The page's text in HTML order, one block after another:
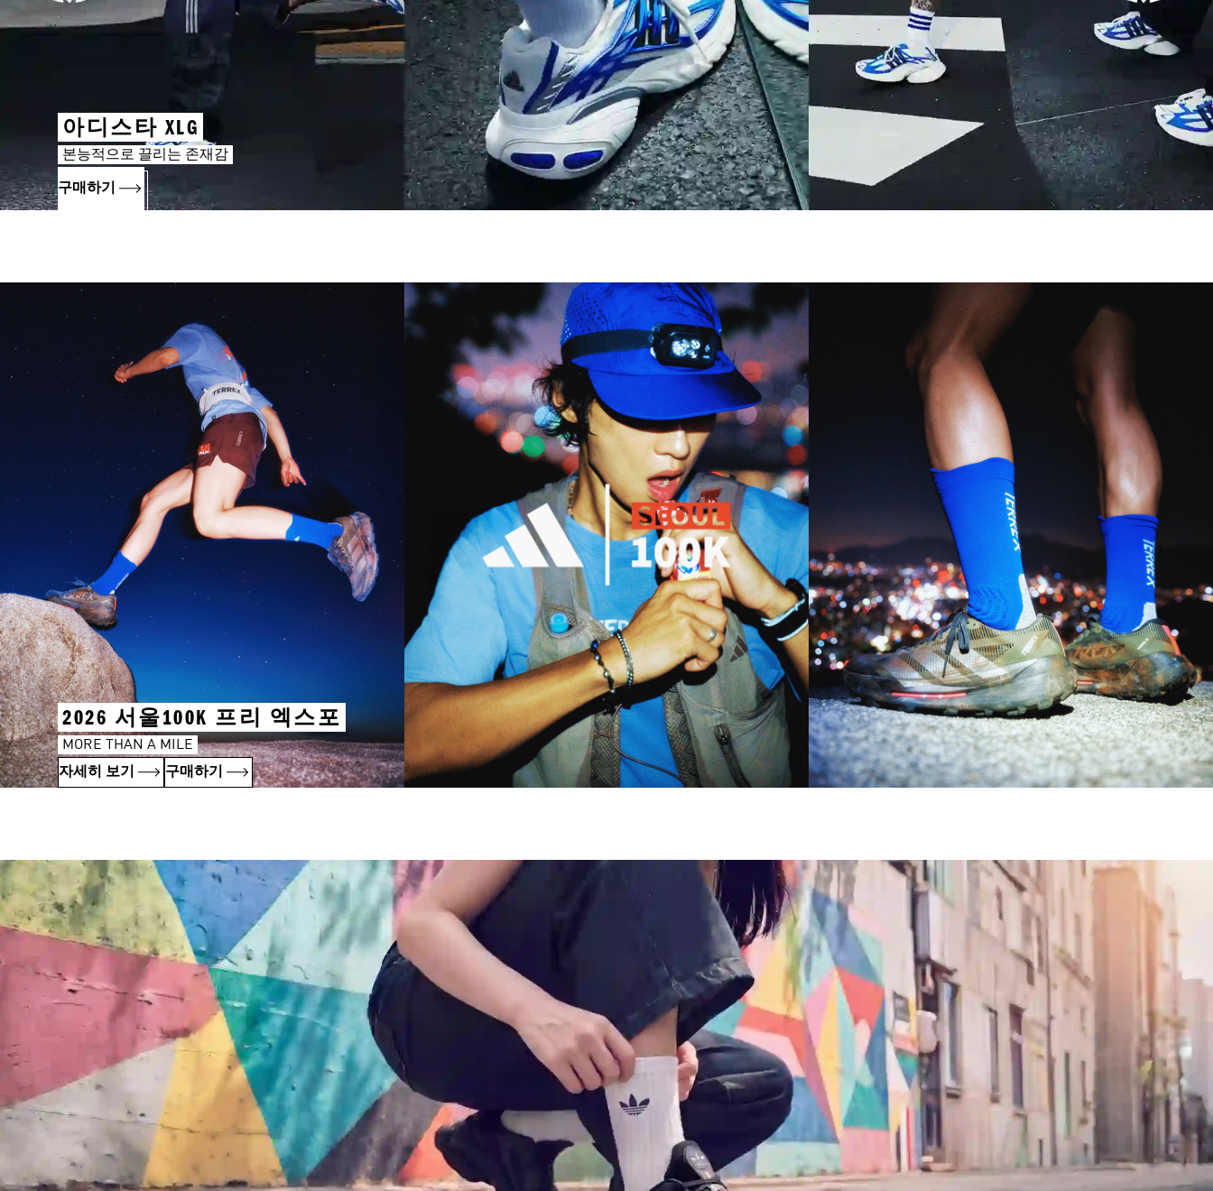
아디스타 XLG
본능적으로 끌리는 존재감
구매하기
2026 서울100K 프리 엑스포
MORE THAN A MILE
자세히 보기
구매하기